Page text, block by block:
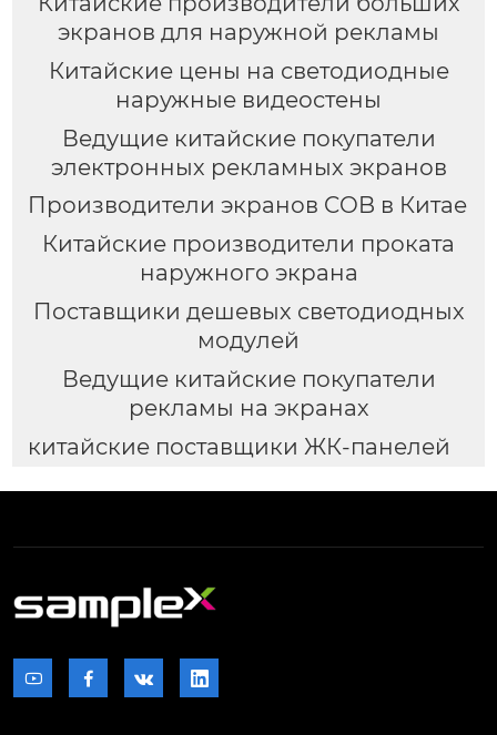
экранов для наружной рекламы
Китайские цены на светодиодные
наружные видеостены
Ведущие китайские покупатели
электронных рекламных экранов
Производители экранов COB в Китае
Китайские производители проката
наружного экрана
Поставщики дешевых светодиодных
модулей
Ведущие китайские покупатели
рекламы на экранах
китайские поставщики ЖК-панелей
   